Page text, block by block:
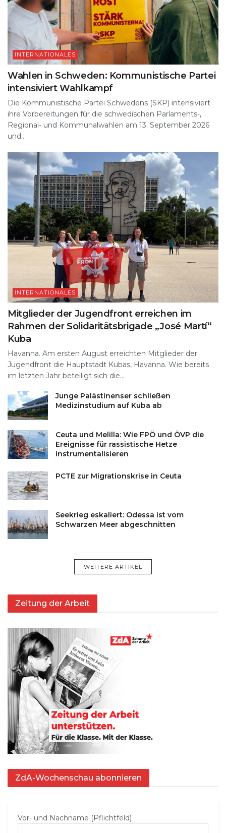
INTERNATIONALES
Wahlen in Schweden: Kommunistische Partei
intensiviert Wahlkampf
Die Kommunistische Partei Schwedens (SKP) intensiviert
ihre Vorbereitungen für die schwedischen Parlaments-,
Regional- und Kommunalwahlen am 13. September 2026
und...
INTERNATIONALES
Mitglieder der Jugendfront erreichen im
Rahmen der Solidaritätsbrigade „José Martí“
Kuba
Havanna. Am ersten August erreichten Mitglieder der
Jugendfront die Hauptstadt Kubas, Havanna. Wie bereits
im letzten Jahr beteiligt sich die...
Junge Palästinenser schließen
Medizinstudium auf Kuba ab
Ceuta und Melilla: Wie FPÖ und ÖVP die
Ereignisse für rassistische Hetze
instrumentalisieren
PCTE zur Migrationskrise in Ceuta
Seekrieg eskaliert: Odessa ist vom
Schwarzen Meer abgeschnitten
WEITERE ARTIKEL
Zeitung der Arbeit
ZdA-Wochenschau abonnieren
Vor- und Nachname (Pflichtfeld)